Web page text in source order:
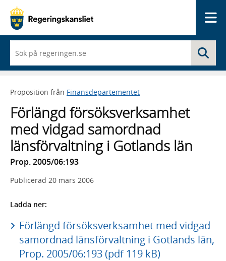
du
börjar
skriva
framträder
lista
med
sökförslag
Proposition från Finansdepartementet
Förlängd försöksverksamhet
med vidgad samordnad
länsförvaltning i Gotlands län
Prop. 2005/06:193
Publicerad 20 mars 2006
Ladda ner:
Förlängd försöksverksamhet med vidgad
samordnad länsförvaltning i Gotlands län,
Prop. 2005/06:193 (pdf 119 kB)